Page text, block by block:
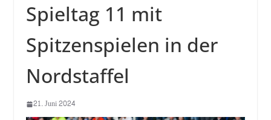
Spieltag 11 mit
Spitzenspielen in der
Nordstaffel
21. Juni 2024